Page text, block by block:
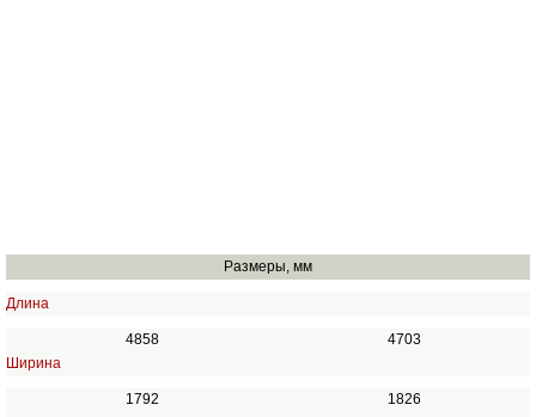
Размеры, мм
Длина
4858
4703
Ширина
1792
1826